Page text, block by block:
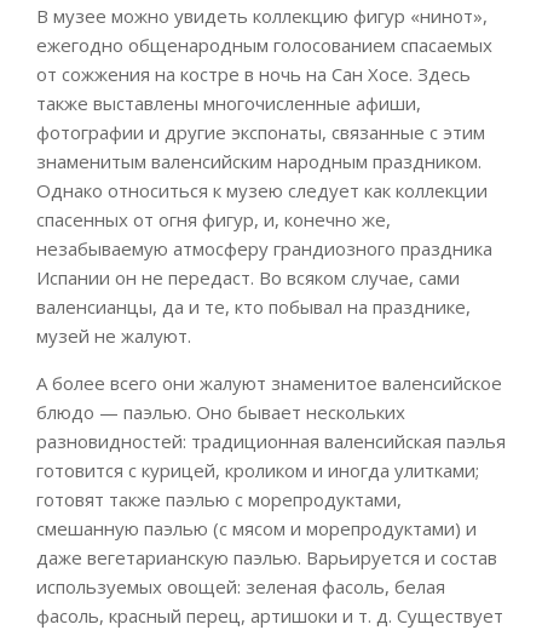
В музее можно увидеть коллекцию фигур «нинот»,
ежегодно общенародным голосованием спасаемых
от сожжения на костре в ночь на Сан Хосе. Здесь
также выставлены многочисленные афиши,
фотографии и другие экспонаты, связанные с этим
знаменитым валенсийским народным праздником.
Однако относиться к музею следует как коллекции
спасенных от огня фигур, и, конечно же,
незабываемую атмосферу грандиозного праздника
Испании он не передаст. Во всяком случае, сами
валенсианцы, да и те, кто побывал на празднике,
музей не жалуют.
А более всего они жалуют знаменитое валенсийское
блюдо — паэлью. Оно бывает нескольких
разновидностей: традиционная валенсийская паэлья
готовится с курицей, кроликом и иногда улитками;
готовят также паэлью с морепродуктами,
смешанную паэлью (с мясом и морепродуктами) и
даже вегетарианскую паэлью. Варьируется и состав
используемых овощей: зеленая фасоль, белая
фасоль, красный перец, артишоки и т. д. Существует